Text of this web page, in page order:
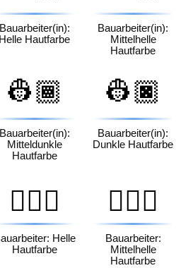
Bauarbeiter(in):
Helle Hautfarbe
Bauarbeiter(in):
Mittelhelle
Hautfarbe
👷🏾
Bauarbeiter(in):
Mitteldunkle
Hautfarbe
👷🏿
Bauarbeiter(in):
Dunkle Hautfarbe
👷🏻‍♂️
Helle
Hautfarbe
👷🏼‍♂️
Bauarbeiter:
Mittelhelle
Hautfarbe